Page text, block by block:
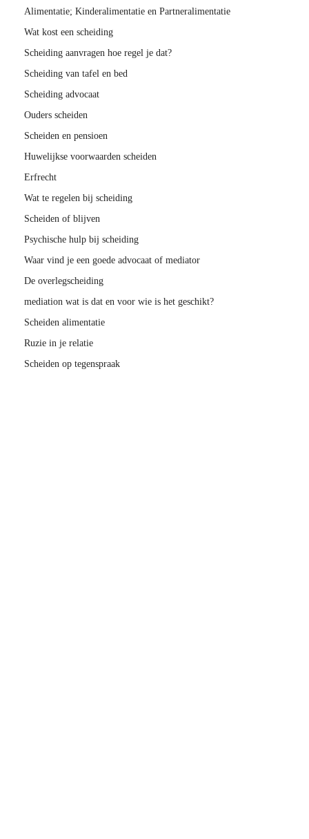
Alimentatie; Kinderalimentatie en Partneralimentatie
Wat kost een scheiding
Scheiding aanvragen hoe regel je dat?
Scheiding van tafel en bed
Scheiding advocaat
Ouders scheiden
Scheiden en pensioen
Huwelijkse voorwaarden scheiden
Erfrecht
Wat te regelen bij scheiding
Scheiden of blijven
Psychische hulp bij scheiding
Waar vind je een goede advocaat of mediator
De overlegscheiding
mediation wat is dat en voor wie is het geschikt?
Scheiden alimentatie
Ruzie in je relatie
Scheiden op tegenspraak